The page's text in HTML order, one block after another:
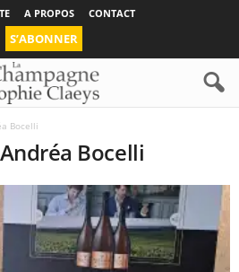
A PROPOS CONTACT
S’ABONNER
Bocelli
Bocelli